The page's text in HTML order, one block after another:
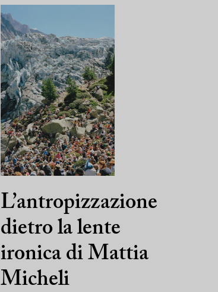
L’antropizzazione
dietro la lente
ironica di Mattia
Micheli